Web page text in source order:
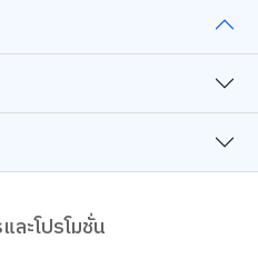
ละโปรโมชั่น